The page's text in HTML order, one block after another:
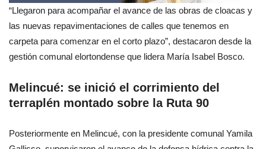
“Llegaron para acompañar el avance de las obras de cloacas y
las nuevas repavimentaciones de calles que tenemos en
carpeta para comenzar en el corto plazo”, destacaron desde la
gestión comunal elortondense que lidera María Isabel Bosco.
Melincué: se inició el corrimiento del
terraplén montado sobre la Ruta 90
Posteriormente en Melincué, con la presidente comunal Yamila